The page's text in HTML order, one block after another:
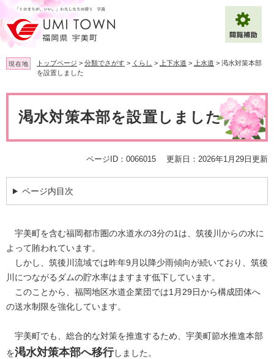
ー
ジ
の
先
頭
す
ニ
ュ
ー
を
飛
し
文字サイズ 標準 拡大
背景色変更 白 黒 青
現在地 トップページ > 分類でさがす > くらし > 上下水道 > 上水道 > 渇水対策本部
を設置しました
渇水対策本部を設置しました
ページID：0066015 更新日：2026年1月29日更新
ページ内目次
宇美町を含む福岡都市圏の水道水の3分の1は、筑後川からの水に
よって賄われています。
しかし、筑後川流域では昨年9月以降少雨傾向が続いており、筑後
川につながるダムの貯水率はますます低下しています。
このことから、福岡地区水道企業団では1月29日から構成団体へ
の送水制限を強化しています。
宇美町でも、総合的な対策を推進するため、 宇美町節水推進本部
を渇水対策本部へ移行しました。